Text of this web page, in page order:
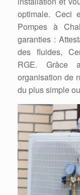
optimale. Ceci
Pompes à
garanties :
des fluides,
RGE. Grâce
organisation de
du plus simple